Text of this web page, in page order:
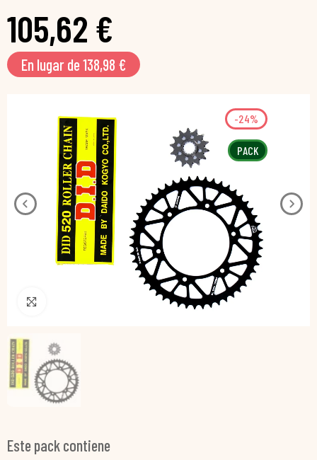
105,62 €
En lugar de 138,98 €
PACK
-24%
Pincha para agrandar
Este pack contiene